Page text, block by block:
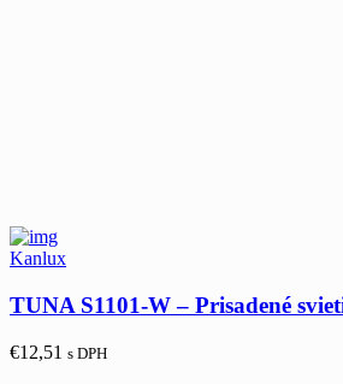
Kanlux
TUNA S1101-W – Prisadené
€12,51 s DPH